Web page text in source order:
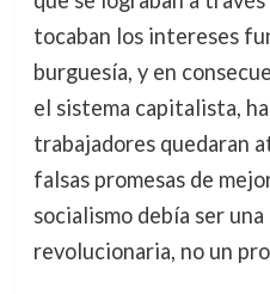
tocaban los intereses
burguesía, y en
el sistema capitalista,
trabajadores quedaran
falsas promesas de
socialismo debía ser
revolucionaria, no un